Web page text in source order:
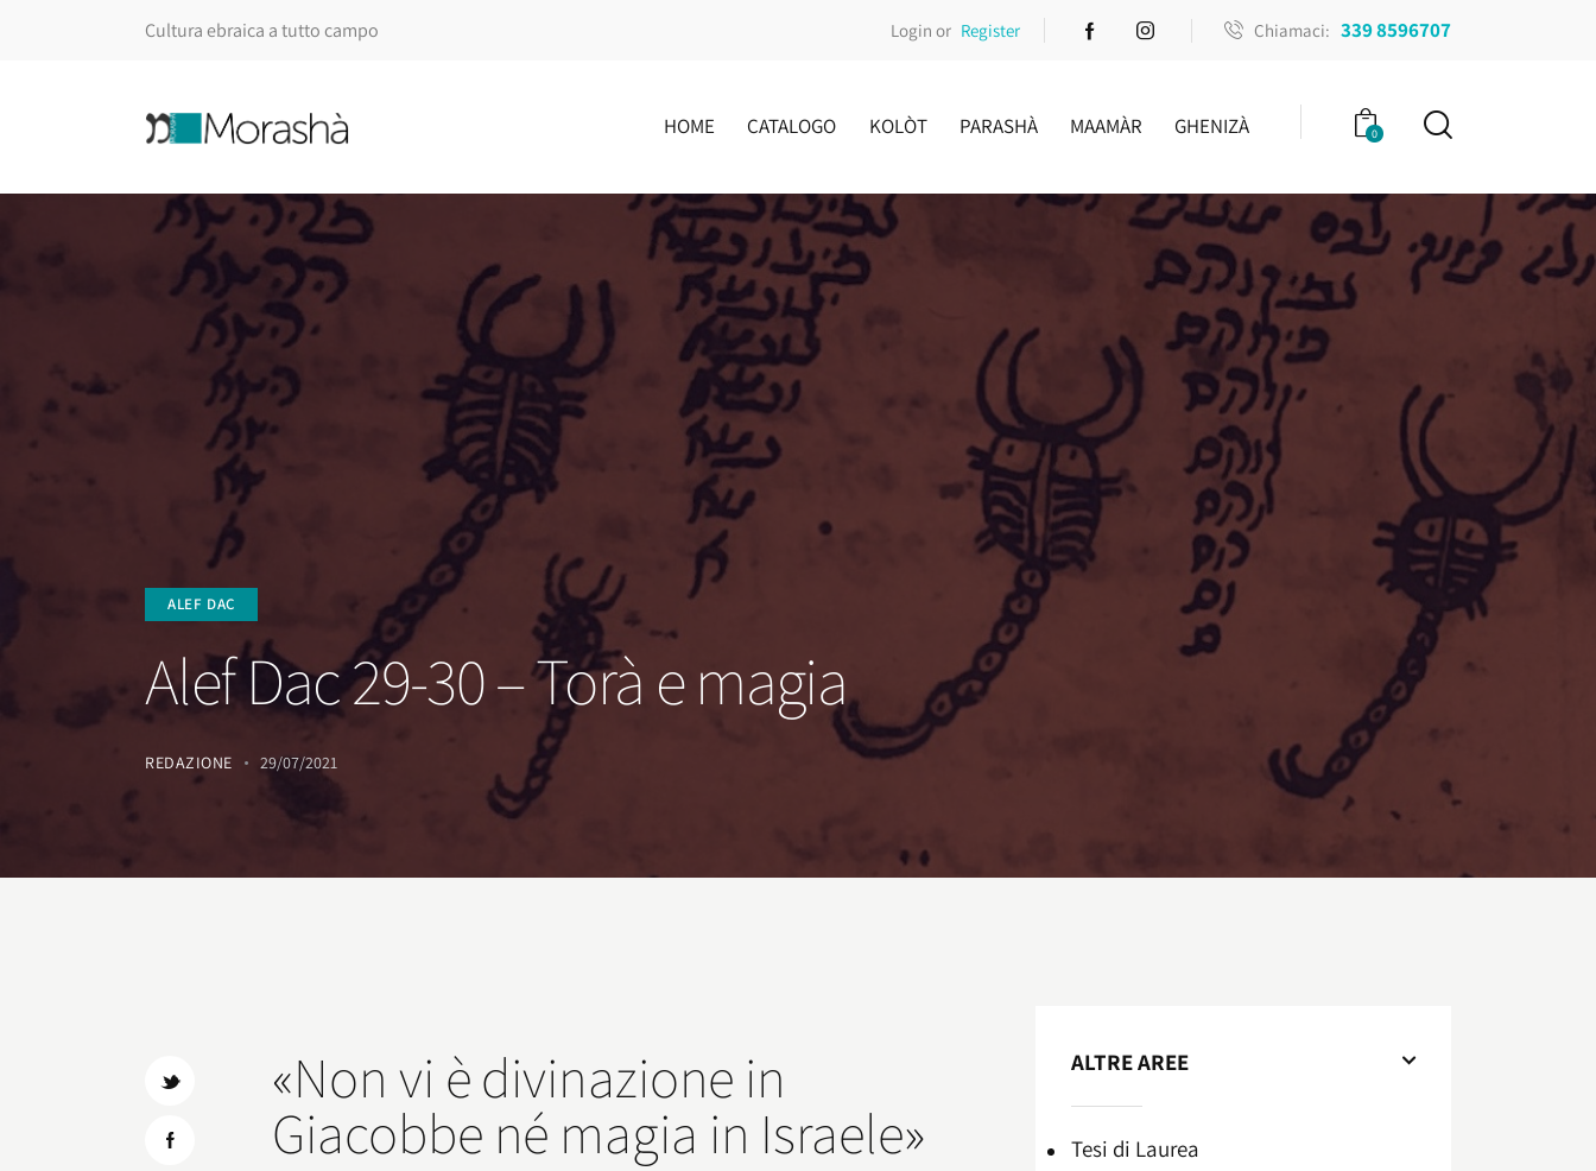
Cultura ebraica a tutto campo Login or Register Chiamaci: 339 8596707
HOME CATALOGO KOLÒT PARASHÀ MAAMÀR GHENIZÀ 0
ALEF DAC
Alef Dac 29-30 – Torà e magia
REDAZIONE 29/07/2021
«Non vi è divinazione in
Giacobbe né magia in Israele»
ALTRE AREE
Tesi di Laurea